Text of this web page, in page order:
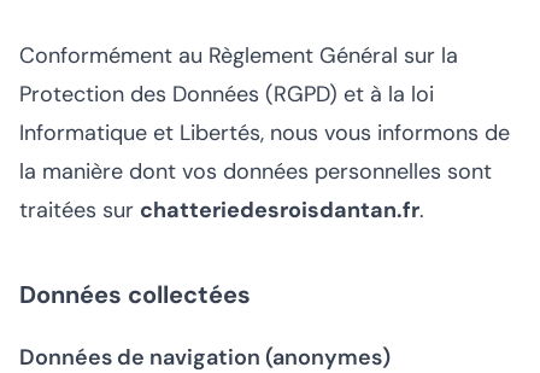
Conformément au Règlement Général sur la
Protection des Données (RGPD) et à la loi
Informatique et Libertés, nous vous informons de
la manière dont vos données personnelles sont
traitées sur chatteriedesroisdantan.fr.
Données collectées
Données de navigation (anonymes)